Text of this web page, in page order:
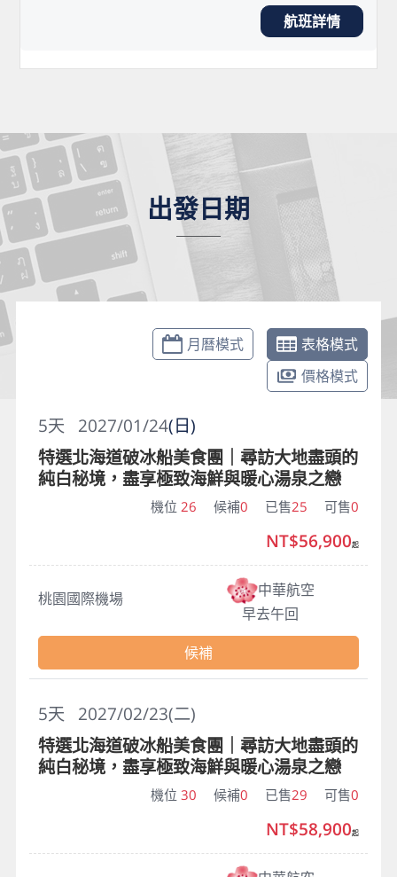
航班詳情
出發日期
月曆模式
表格模式
價格模式
2027/01/24(日)
5天
特選北海道破冰船美食團｜尋訪大地盡頭的
純白秘境，盡享極致海鮮與暖心湯泉之戀
機位 26 候補0 已售25 可售0
桃園國際機場
中華航空
早去午回
NT$56,900起
候補
2027/02/23(二)
5天
特選北海道破冰船美食團｜尋訪大地盡頭的
純白秘境，盡享極致海鮮與暖心湯泉之戀
機位 30 候補0 已售29 可售0
NT$58,900起